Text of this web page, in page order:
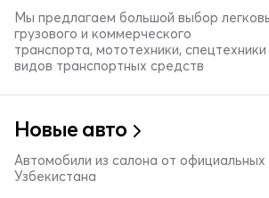
Мы предлагаем большой выбор
грузового и коммерческого
транспорта, мототехники,
видов транспортных средств
Новые авто
Автомобили из салона от
Узбекистана